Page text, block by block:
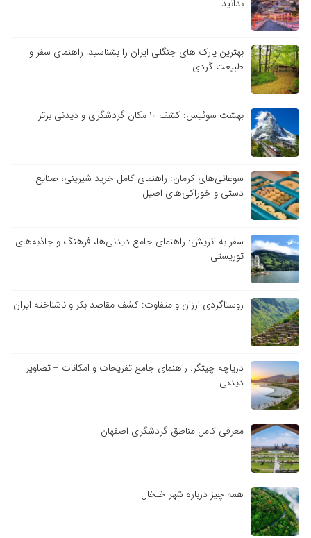
بدانید
بهترین پارک های جنگلی ایران را بشناسید! راهنمای سفر و
طبیعت گردی
بهشت سوئیس: کشف ۱۰ مکان گردشگری و دیدنی برتر
سوغاتی‌های کرمان: راهنمای کامل خرید شیرینی، صنایع
دستی و خوراکی‌های اصیل
سفر به اتریش: راهنمای جامع دیدنی‌ها، فرهنگ و جاذبه‌های
توریستی
روستاگردی ارزان و متفاوت: کشف مقاصد بکر و ناشناخته ایران
دریاچه چیتگر: راهنمای جامع تفریحات و امکانات + تصاویر
دیدنی
معرفی کامل مناطق گردشگری اصفهان
همه چیز درباره شهر خلخال